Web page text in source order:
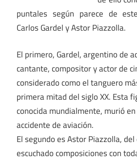
puntales según parece de
Carlos Gardel y Astor Piazzolla.
El primero, Gardel, argentino de
cantante, compositor y actor de
considerado como el tanguero
primera mitad del siglo XX. Esta
conocida mundialmente, murió
accidente de aviación.
El segundo es Astor Piazzolla,
escuchado composiciones con